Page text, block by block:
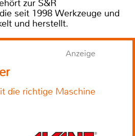
zur S&R
seit 1998 Werkzeuge und
und herstellt.
Anzeige
die richtige Maschine